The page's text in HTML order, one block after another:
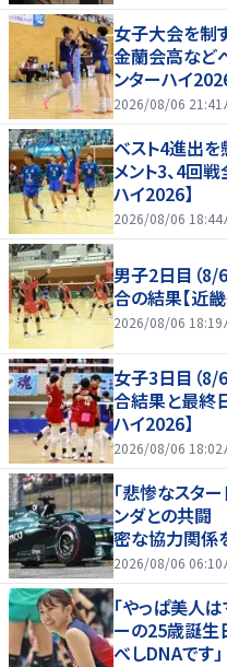
女子大会を制
金蘭会高など
ンターハイ
2026/08/06 21:41
ベスト4進出を
メント3、4回
ハイ2026】
2026/08/06 18:44
男子2日目（8/
合の結果【近
2026/08/06 18:19
女子3日目（8/
合結果と最終
ハイ2026】
2026/08/06 18:02
「悲惨なスタ
ンダとの共闘
密な協力関係
2026/08/06 06:10
「やっぱ美人
ーの25歳誕生
べしDNAです」